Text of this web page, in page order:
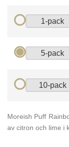
1-pack
5-pack
10-pack
Moreish Puff
av citron och lime i